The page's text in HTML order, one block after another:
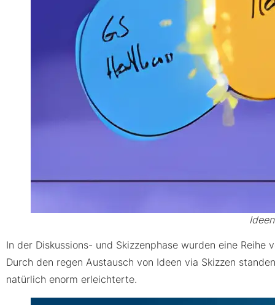
In der Diskussions- und Skizzenphase wurden eine
Durch den regen Austausch von Ideen via Skizzen
natürlich enorm erleichterte.